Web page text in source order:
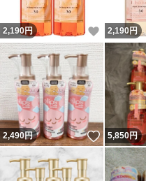
2,190円 いいね！
2,190円
2,490円 いいね！
5,850円